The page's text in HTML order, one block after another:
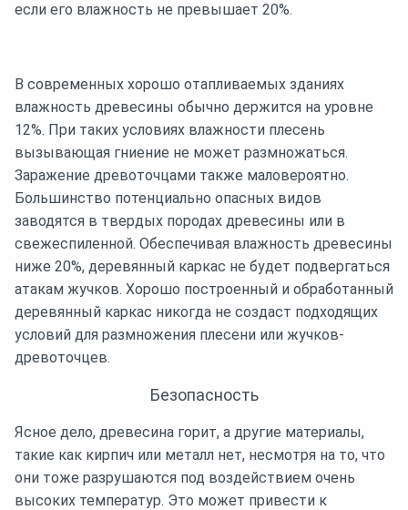
если его влажность не превышает 20%.
В современных хорошо отапливаемых зданиях
влажность древесины обычно держится на уровне
12%. При таких условиях влажности плесень
вызывающая гниение не может размножаться.
Заражение древоточцами также маловероятно.
Большинство потенциально опасных видов
заводятся в твердых породах древесины или в
свежеспиленной. Обеспечивая влажность древесины
ниже 20%, деревянный каркас не будет подвергаться
атакам жучков. Хорошо построенный и обработанный
деревянный каркас никогда не создаст подходящих
условий для размножения плесени или жучков-
древоточцев.
Безопасность
Ясное дело, древесина горит, а другие материалы,
такие как кирпич или металл нет, несмотря на то, что
они тоже разрушаются под воздействием очень
высоких температур. Это может привести к